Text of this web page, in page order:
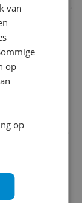
je mening
van je
schrijven
10 minuten.
een betere
kans op
van
op
op